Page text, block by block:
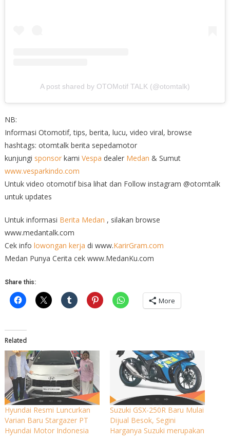
A post shared by OTOMotif TALK (@otomtalk)
NB:
Informasi Otomotif, tips, berita, lucu, video viral, browse
hashtags: otomtalk berita sepedamotor
kunjungi sponsorkami Vespa dealer Medan & Sumut
www.vesparkindo.com
Untuk video otomotif bisa lihat dan Follow instagram @otomtalk
untuk updates
Untuk informasi Berita Medan , silakan browse
www.medantalk.com
Cek info lowongan kerja di www.KarirGram.com
Medan Punya Cerita cek www.MedanKu.com
Share this:
More
Related
Hyundai Resmi Luncurkan
Varian Baru Stargazer PT
Hyundai Motor Indonesia
Suzuki GSX-250R Baru Mulai
Dijual Besok, Segini
Harganya Suzuki merupakan